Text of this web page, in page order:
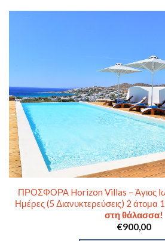
ΠΡΟΣΦΟΡΑ Horizon Villas – Άγιος
Ημέρες (5 Διανυκτερεύσεις) 2
στη θάλασσα!
€900,00